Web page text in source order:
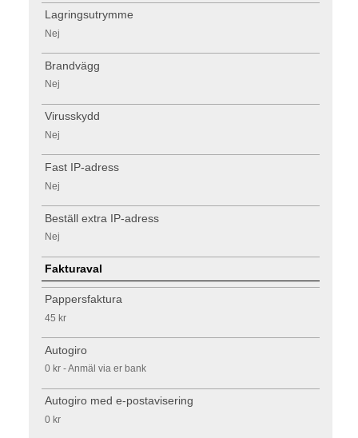
Lagringsutrymme
Nej
Brandvägg
Nej
Virusskydd
Nej
Fast IP-adress
Nej
Beställ extra IP-adress
Nej
Fakturaval
Pappersfaktura
45 kr
Autogiro
0 kr - Anmäl via er bank
Autogiro med e-postavisering
0 kr